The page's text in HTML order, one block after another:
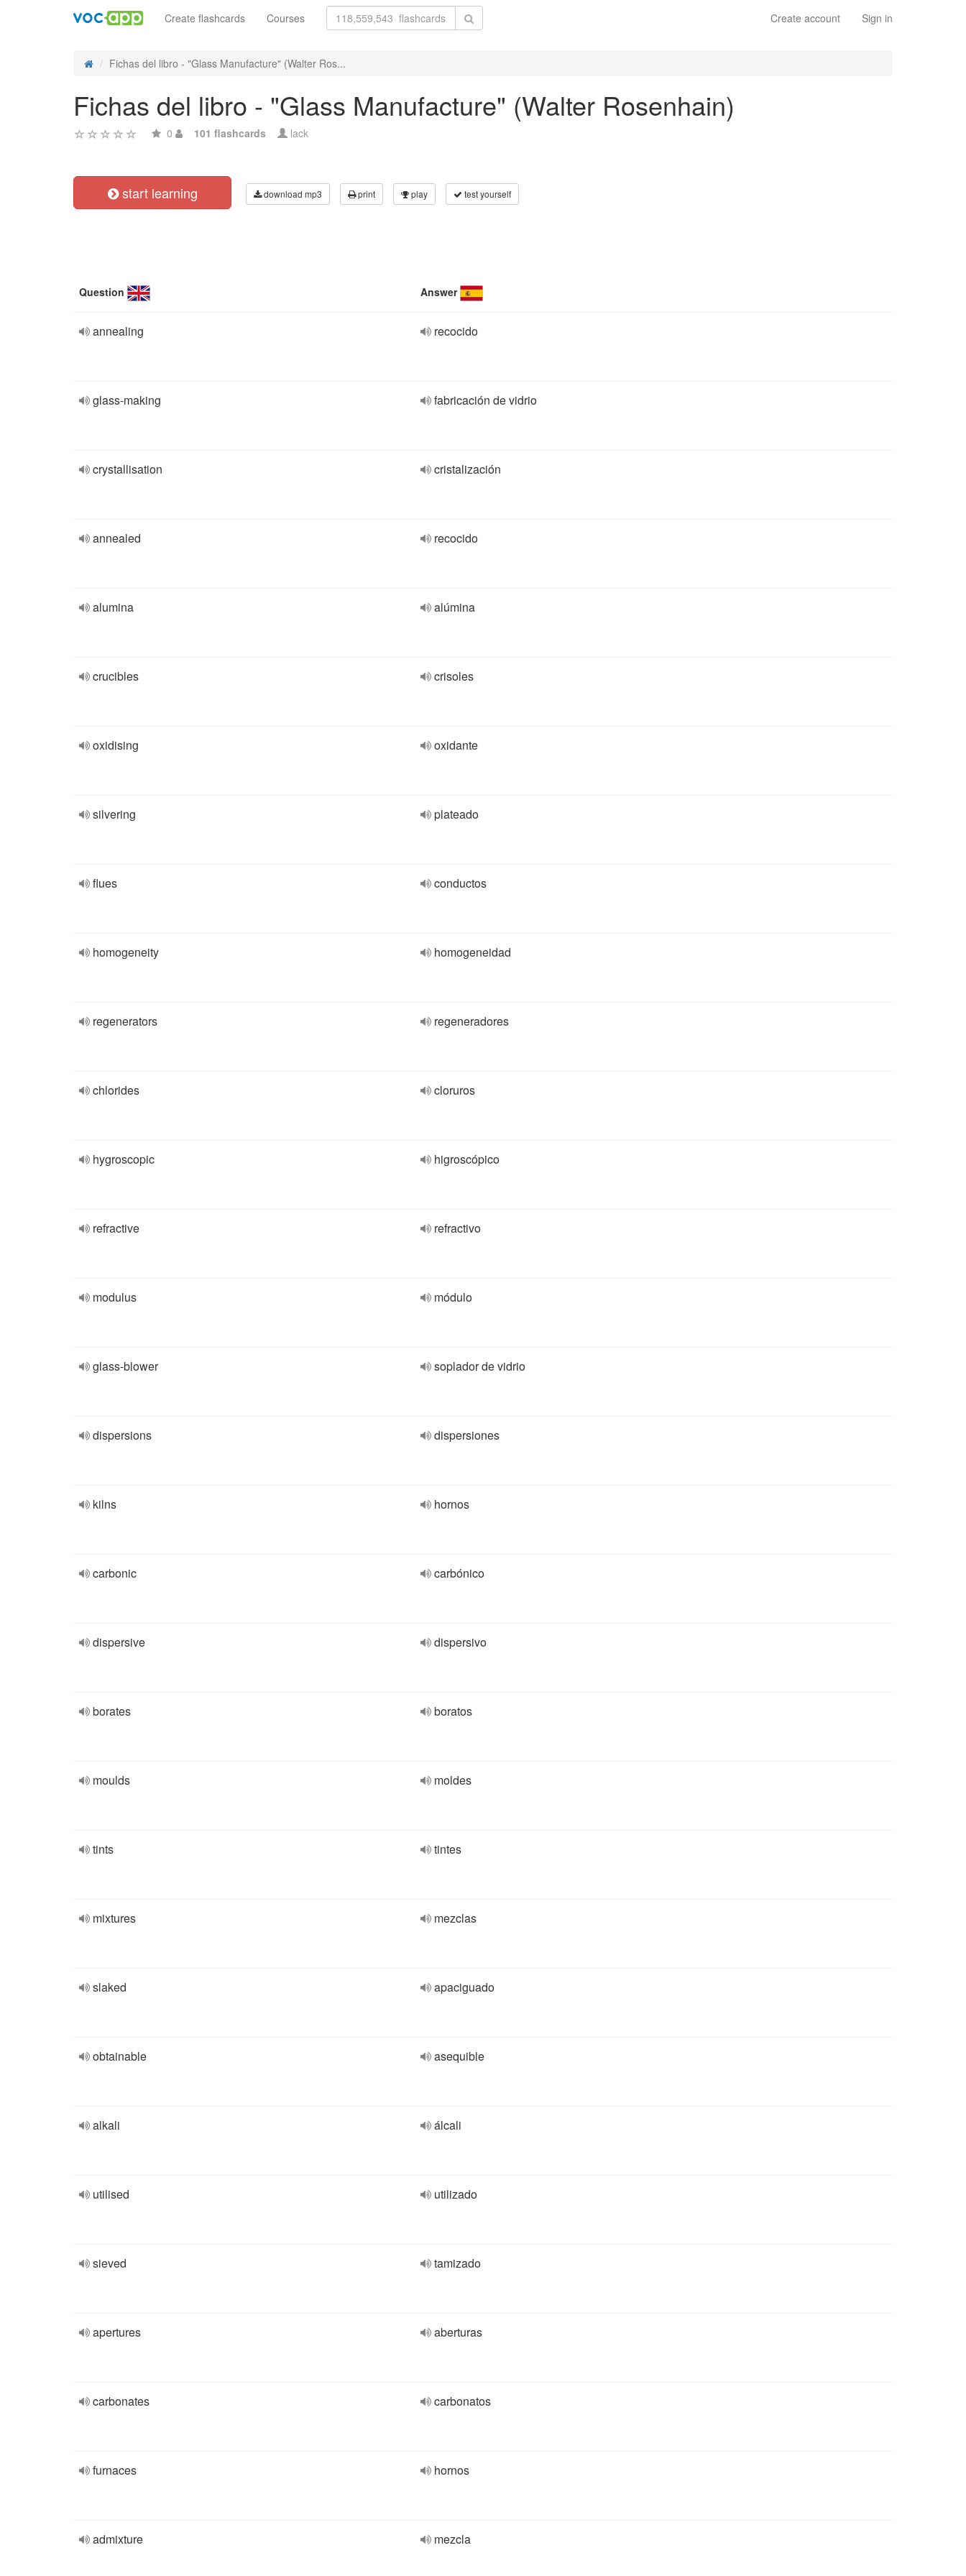
Create account Sign in
Create flashcards Courses
Fichas del libro - "Glass Manufacture" (Walter Ros...
Fichas del libro - "Glass Manufacture" (Walter Rosenhain)
0 101 flashcards lack
start learning download mp3 print play test yourself
Question Answer
annealing recocido
glass-making fabricación de vidrio
crystallisation cristalización
annealed recocido
alumina alúmina
crucibles crisoles
oxidising oxidante
silvering plateado
flues conductos
homogeneity homogeneidad
regenerators regeneradores
chlorides cloruros
hygroscopic higroscópico
refractive refractivo
modulus módulo
glass-blower soplador de vidrio
dispersions dispersiones
kilns hornos
carbonic carbónico
dispersive dispersivo
borates boratos
moulds moldes
tints tintes
mixtures mezclas
slaked apaciguado
obtainable asequible
alkali álcali
utilised utilizado
sieved tamizado
apertures aberturas
carbonates carbonatos
furnaces hornos
admixture mezcla